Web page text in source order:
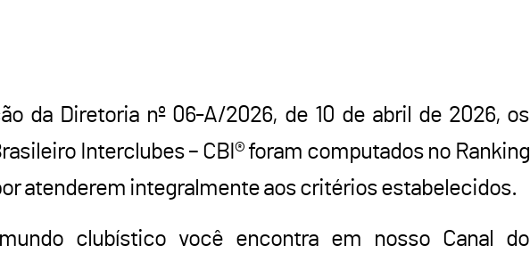
da Diretoria nº 06-A/2026, de 10 de abril de 2026, os
Interclubes – CBI® foram computados no Ranking
atenderem integralmente aos critérios estabelecidos.
clubístico você encontra em nosso Canal do